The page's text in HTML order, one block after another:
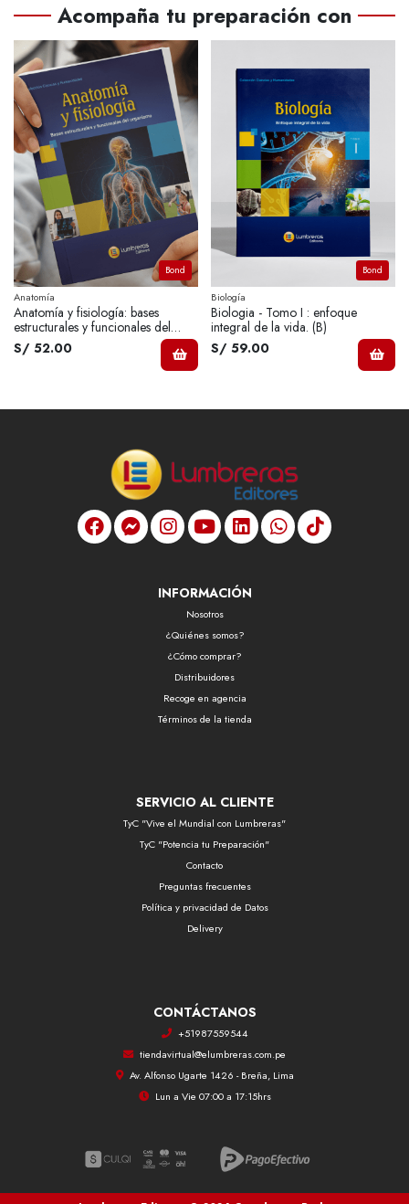
Acompaña tu preparación con
Bond
Anatomía
Anatomía y fisiología: bases
estructurales y funcionales del
organismo
S/ 52.00
Bond
Biología
Biologia - Tomo I : enfoque
integral de la vida. (B)
S/ 59.00
INFORMACIÓN
Nosotros
¿Quiénes somos?
¿Cómo comprar?
Distribuidores
Recoge en agencia
Términos de la tienda
SERVICIO AL CLIENTE
TyC "Vive el Mundial con Lumbreras"
TyC "Potencia tu Preparación"
Contacto
Preguntas frecuentes
Política y privacidad de Datos
Delivery
CONTÁCTANOS
+51987559544
tiendavirtual@elumbreras.com.pe
Av. Alfonso Ugarte 1426 - Breña, Lima
Lun a Vie 07:00 a 17:15hrs